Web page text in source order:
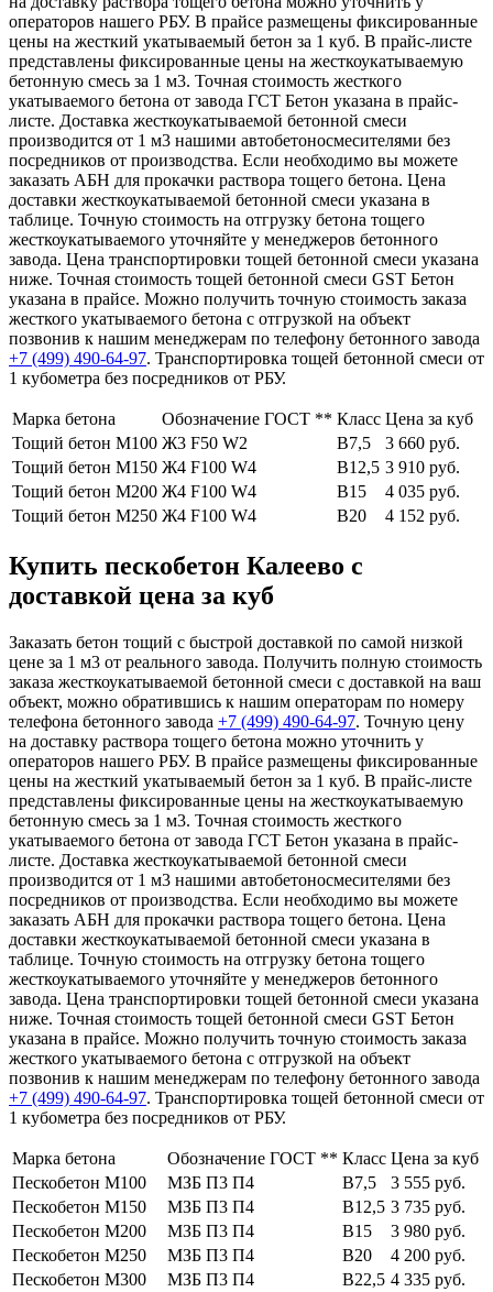
операторов нашего РБУ. В прайсе размещены фиксированные
цены на жесткий укатываемый бетон за 1 куб. В прайс-листе
представлены фиксированные цены на жесткоукатываемую
бетонную смесь за 1 м3. Точная стоимость жесткого
укатываемого бетона от завода ГСТ Бетон указана в прайс-
листе. Доставка жесткоукатываемой бетонной смеси
производится от 1 м3 нашими автобетоносмесителями без
посредников от производства. Если необходимо вы можете
заказать АБН для прокачки раствора тощего бетона. Цена
доставки жесткоукатываемой бетонной смеси указана в
таблице. Точную стоимость на отгрузку бетона тощего
жесткоукатываемого уточняйте у менеджеров бетонного
завода. Цена транспортировки тощей бетонной смеси указана
ниже. Точная стоимость тощей бетонной смеси GST Бетон
указана в прайсе. Можно получить точную стоимость заказа
жесткого укатываемого бетона с отгрузкой на объект
позвонив к нашим менеджерам по телефону бетонного завода
+7 (499) 490-64-97. Транспортировка тощей бетонной смеси от
1 кубометра без посредников от РБУ.
Марка бетона Обозначение ГОСТ ** Класс Цена за куб
Тощий бетон М100 Ж3 F50 W2 В7,5
3 660 руб.
Тощий бетон М150 Ж4 F100 W4 В12,5 3 910 руб.
Тощий бетон М200 Ж4 F100 W4 В15
4 035 руб.
Тощий бетон М250 Ж4 F100 W4 В20 4 152 руб.
Купить пескобетон Калеево с
доставкой цена за куб
Заказать бетон тощий с быстрой доставкой по самой низкой
цене за 1 м3 от реального завода. Получить полную стоимость
заказа жесткоукатываемой бетонной смеси с доставкой на ваш
объект, можно обратившись к нашим операторам по номеру
телефона бетонного завода +7 (499) 490-64-97. Точную цену
на доставку раствора тощего бетона можно уточнить у
операторов нашего РБУ. В прайсе размещены фиксированные
цены на жесткий укатываемый бетон за 1 куб. В прайс-листе
представлены фиксированные цены на жесткоукатываемую
бетонную смесь за 1 м3. Точная стоимость жесткого
укатываемого бетона от завода ГСТ Бетон указана в прайс-
листе. Доставка жесткоукатываемой бетонной смеси
производится от 1 м3 нашими автобетоносмесителями без
посредников от производства. Если необходимо вы можете
заказать АБН для прокачки раствора тощего бетона. Цена
доставки жесткоукатываемой бетонной смеси указана в
таблице. Точную стоимость на отгрузку бетона тощего
жесткоукатываемого уточняйте у менеджеров бетонного
завода. Цена транспортировки тощей бетонной смеси указана
ниже. Точная стоимость тощей бетонной смеси GST Бетон
указана в прайсе. Можно получить точную стоимость заказа
жесткого укатываемого бетона с отгрузкой на объект
позвонив к нашим менеджерам по телефону бетонного завода
+7 (499) 490-64-97. Транспортировка тощей бетонной смеси от
1 кубометра без посредников от РБУ.
Марка бетона Обозначение ГОСТ ** Класс Цена за куб
Пескобетон М100
МЗБ П3 П4 В7,5
3 555 руб.
Пескобетон М150
МЗБ П3 П4 В12,5 3 735 руб.
Пескобетон М200
МЗБ П3 П4 В15
3 980 руб.
Пескобетон М250
МЗБ П3 П4 В20
4 200 руб.
Пескобетон М300
МЗБ П3 П4 В22,5 4 335 руб.